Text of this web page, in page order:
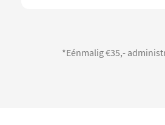
*Eénmalig €35,-